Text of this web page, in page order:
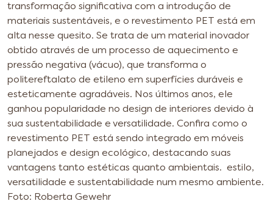
transformação significativa com a introdução de
materiais sustentáveis, e o revestimento PET está em
alta nesse quesito. Se trata de um material inovador
obtido através de um processo de aquecimento e
pressão negativa (vácuo), que transforma o
politereftalato de etileno em superfícies duráveis e
esteticamente agradáveis. Nos últimos anos, ele
ganhou popularidade no design de interiores devido à
sua sustentabilidade e versatilidade. Confira como o
revestimento PET está sendo integrado em móveis
planejados e design ecológico, destacando suas
vantagens tanto estéticas quanto ambientais. estilo,
versatilidade e sustentabilidade num mesmo ambiente.
Foto: Roberta Gewehr